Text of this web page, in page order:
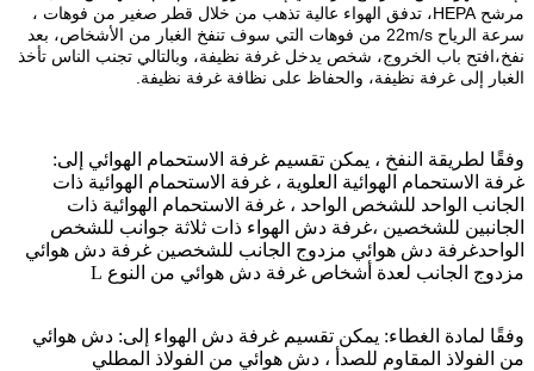
مرشح HEPA، تدفق الهواء عالية تذهب من خلال قطر صغير من فوهات ،
سرعة الرياح 22m/s من فوهات التي سوف تنفخ الغبار من الأشخاص، بعد
نفخ،افتح باب الخروج، شخص يدخل غرفة نظيفة، وبالتالي تجنب الناس تأخذ
الغبار إلى غرفة نظيفة، والحفاظ على نظافة غرفة نظيفة.
وفقًا لطريقة النفخ ، يمكن تقسيم غرفة الاستحمام الهوائي إلى:
غرفة الاستحمام الهوائية العلوية ، غرفة الاستحمام الهوائية ذات
الجانب الواحد للشخص الواحد ، غرفة الاستحمام الهوائية ذات
الجانبين للشخصين ،غرفة دش الهواء ذات ثلاثة جوانب للشخص
الواحدغرفة دش هوائي مزدوج الجانب للشخصين غرفة دش هوائي
مزدوج الجانب لعدة أشخاص غرفة دش هوائي من النوع L
وفقًا لمادة الغطاء: يمكن تقسيم غرفة دش الهواء إلى: دش هوائي
من الفولاذ المقاوم للصدأ ، دش هوائي من الفولاذ المطلي